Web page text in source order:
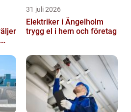
31 juli 2026
Elektriker i Ängelholm
trygg el i hem och företag